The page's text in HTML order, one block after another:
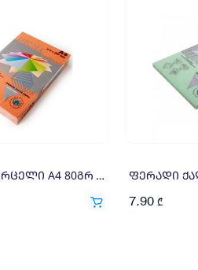
ფერადი ფურცელი A4 80გრ 500ფ ნარინჯისფერი
7.90 ₾